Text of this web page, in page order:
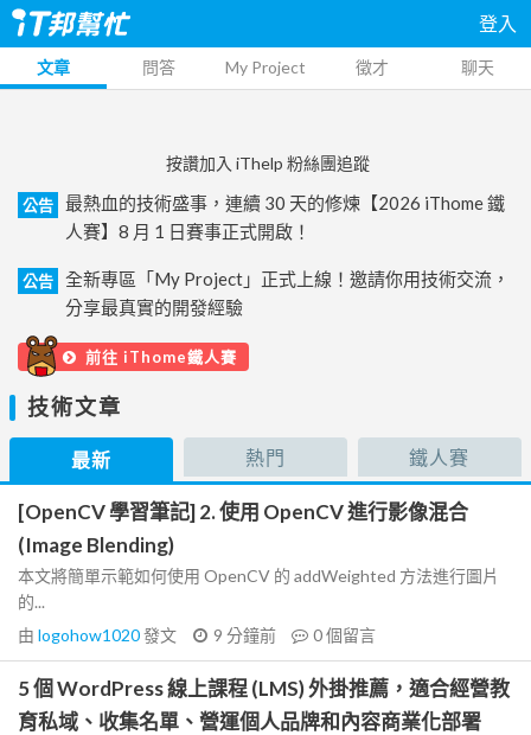
登入
文章 問答 My Project 徵才 聊天
按讚加入 iThelp 粉絲團追蹤
公告
最熱血的技術盛事，連續 30 天的修煉【2026 iThome 鐵
人賽】8 月 1 日賽事正式開啟！
公告
全新專區「My Project」正式上線！邀請你用技術交流，
分享最真實的開發經驗
前往 iThome鐵人賽
技術文章
最新 熱門 鐵人賽
[OpenCV 學習筆記] 2. 使用 OpenCV 進行影像混合
(Image Blending)
本文將簡單示範如何使用 OpenCV 的 addWeighted 方法進行圖片
的...
由 logohow1020發文 9 分鐘前 0個留言
5 個 WordPress 線上課程 (LMS) 外掛推薦，適合經營教
育私域、收集名單、營運個人品牌和內容商業化部署